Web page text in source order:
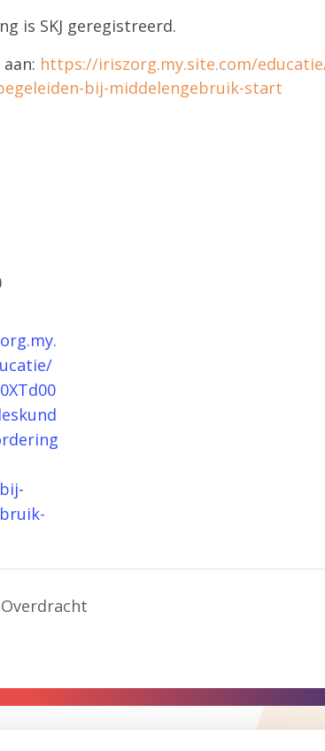
is SKJ geregistreerd.
https://iriszorg.my.site.com/
bij-middelengebruik-start